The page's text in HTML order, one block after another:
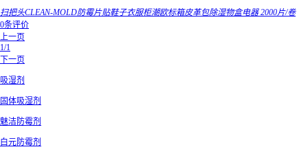
扫把头CLEAN-MOLD防霉片贴鞋子衣服柜潮欧标箱皮革包除湿物盒电器 2000片/卷
0条评价
上一页
1/1
下一页
吸湿剂
固体吸湿剂
魅洁防霉剂
白元防霉剂